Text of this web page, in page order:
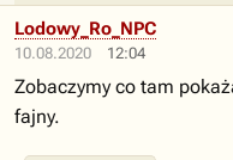
10.08.2020 12:04
Lodowy_Ro_NPC
Zobaczymy co tam
fajny.